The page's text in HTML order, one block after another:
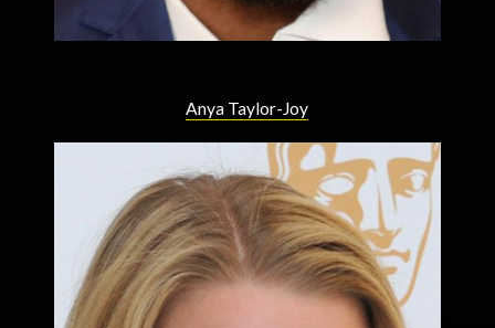
Anya Taylor-Joy